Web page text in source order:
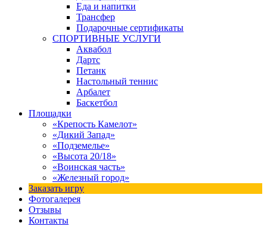
Еда и напитки
Трансфер
Подарочные сертификаты
СПОРТИВНЫЕ УСЛУГИ
Аквабол
Дартс
Петанк
Настольный теннис
Арбалет
Баскетбол
Площадки
«Крепость Камелот»
«Дикий Запад»
«Подземелье»
«Высота 20/18»
«Воинская часть»
«Железный город»
Заказать игру
Фотогалерея
Отзывы
Контакты